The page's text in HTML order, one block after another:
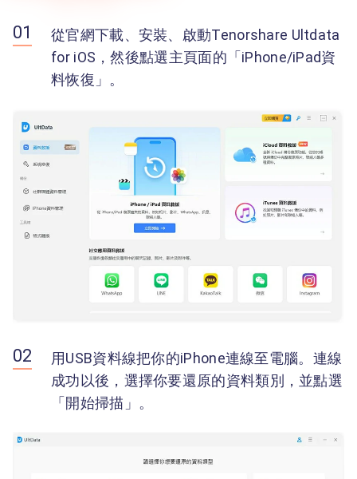
從官網下載、安裝、啟動Tenorshare Ultdata
for iOS，然後點選主頁面的「iPhone/iPad資
料恢復」。
用USB資料線把你的iPhone連線至電腦。連線
成功以後，選擇你要還原的資料類別，並點選
「開始掃描」。